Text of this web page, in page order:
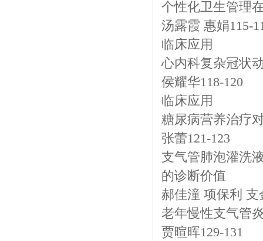
个性化卫生管理
汤露霞 惠娟115-
临床应用
心内科复杂冠状
侯耀华118-120
临床应用
糖尿病营养治疗
张蕾121-123
支气管肺泡灌洗
的诊断价值
郝佳潼 项保利 支
老年慢性支气管
贾暄晖129-131